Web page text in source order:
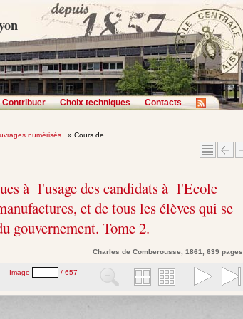
Contribuer Choix techniques Contacts
numérisés » Cours de ...
à l'usage des candidats à l'Ecole
et de tous les élèves qui se
gouvernement. Tome 2.
Charlesde Comberousse, 1861, 639 pages
Image / 657